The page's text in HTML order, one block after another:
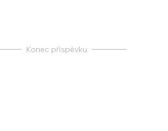
Konec příspěvku